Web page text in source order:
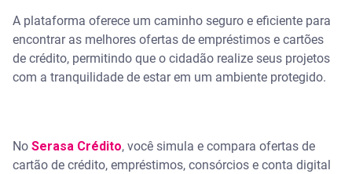
A plataforma oferece um caminho seguro e eficiente para
encontrar as melhores ofertas de empréstimos e cartões
de crédito, permitindo que o cidadão realize seus projetos
com a tranquilidade de estar em um ambiente protegido.
No Serasa Crédito, você simula e compara ofertas de
cartão de crédito, empréstimos, consórcios e conta digital